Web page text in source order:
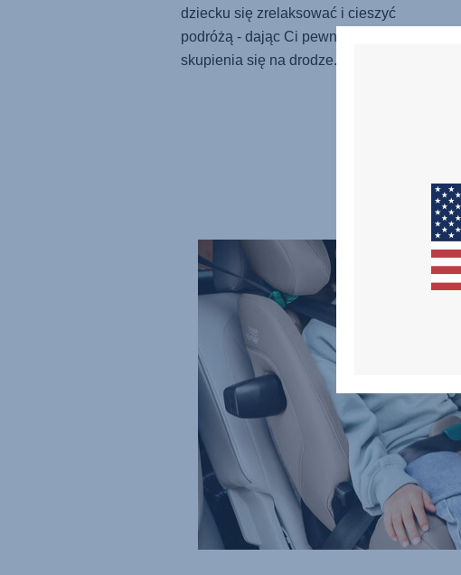
dziecku się zrelaksować i cieszyć
podróżą - dając Ci pewność i możliwość
skupienia się na drodze.